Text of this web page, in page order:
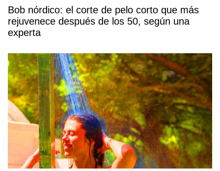
Bob nórdico: el corte de pelo corto que más
rejuvenece después de los 50, según una
experta